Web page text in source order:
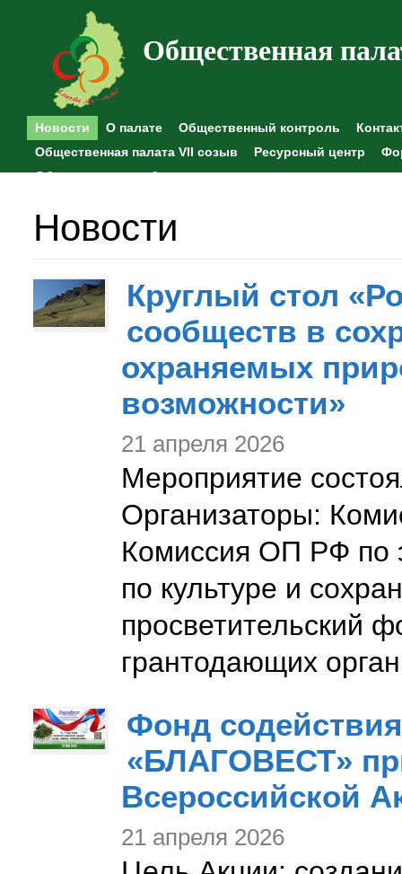
Общественная
Новости О палате Общественный контроль
Общественная палата VII созыв
Ресурсный центр
Общественные наблюдения
Новости
Круглый стол
сообществ в
охраняемых
возможности»
21 апреля 2026
Мероприятие
Организаторы:
Комиссия ОП РФ по
по культуре и
просветительский
грантодающих
Фонд
«БЛАГОВЕСТ»
Всероссийской
21 апреля 2026